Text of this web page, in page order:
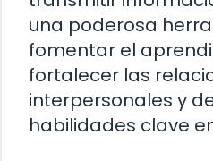
una poderosa
fomentar el
fortalecer las
interpersonales y
habilidades clave